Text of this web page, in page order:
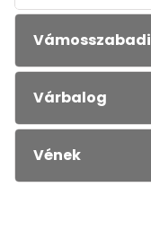
Vámosszabadi
Várbalog
Vének